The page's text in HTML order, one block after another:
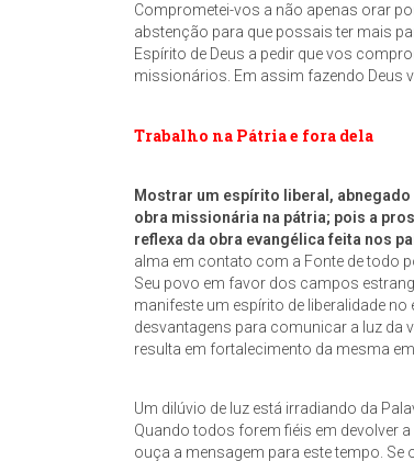
Comprometei-vos a não apenas orar
abstenção para que possais ter mais
Espírito de Deus a pedir que vos
missionários. Em assim fazendo Deus
Trabalho na Pátria e fora dela
Mostrar um espírito liberal,
obra missionária na pátria; pois a
reflexa da obra evangélica feita nos
alma em contato com a Fonte de todo
Seu povo em favor dos campos
manifeste um espírito de liberalidade
desvantagens para comunicar a luz da
resulta em fortalecimento da mesma
Um dilúvio de luz está irradiando da
Quando todos forem fiéis em devolver
ouça a mensagem para este tempo.